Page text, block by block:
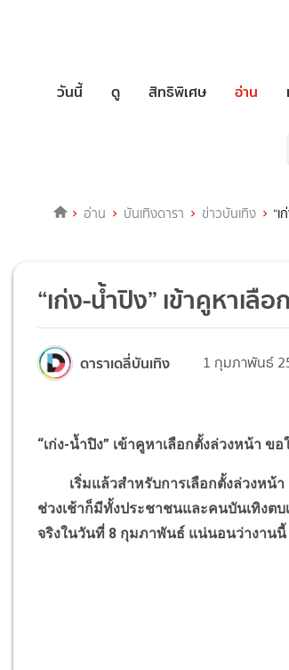
วันนี้ ดู สิทธิพิเศษ อ่าน
อ่าน บันเทิงดารา ข่าวบันเทิง “
“เก่ง-น้ำปิง” เข้าคูหาเลื
ดาราเดลี่บันเทิง 1 กุมภาพันธ์
“เก่ง-น้ำปิง” เข้าคูหาเลือกตั้งล่วงหน้า ขอ
เริ่มแล้วสำหรับการเลือกตั้งล่วงหน้า
ช่วงเช้าก็มีทั้งประชาชนและคนบันเทิงต
จริงในวันที่ 8 กุมภาพันธ์ แน่นอนว่างานนี้